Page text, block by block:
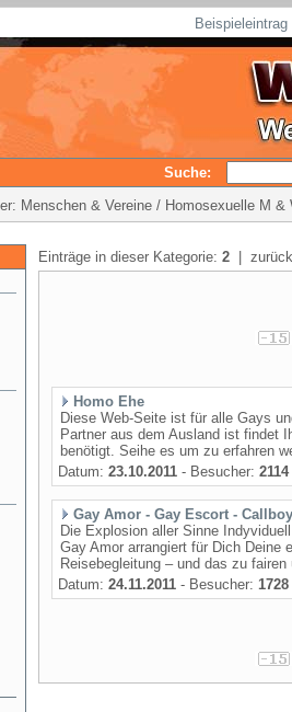
Suche:
Menschen & Vereine / Homosexuelle M &
Einträge in dieser Kategorie: 2 |
Homo Ehe
Diese Web-Seite ist für alle Gays
Partner aus dem Ausland ist findet
benötigt. Seihe es um zu erfahren
Datum: 23.10.2011 - Besucher: 2114
Gay Amor - Gay Escort -
Die Explosion aller Sinne
Gay Amor arrangiert für Dich
Reisebegleitung – und das zu fairen
Datum: 24.11.2011 - Besucher: 1728